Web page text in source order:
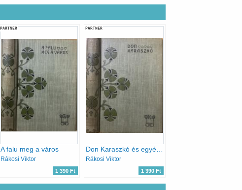
PARTNER
A falu meg a város
Rákosi Viktor
1 390 Ft
PARTNER
Don Karaszkó és egyéb elbeszélések
Rákosi Viktor
1 390 Ft